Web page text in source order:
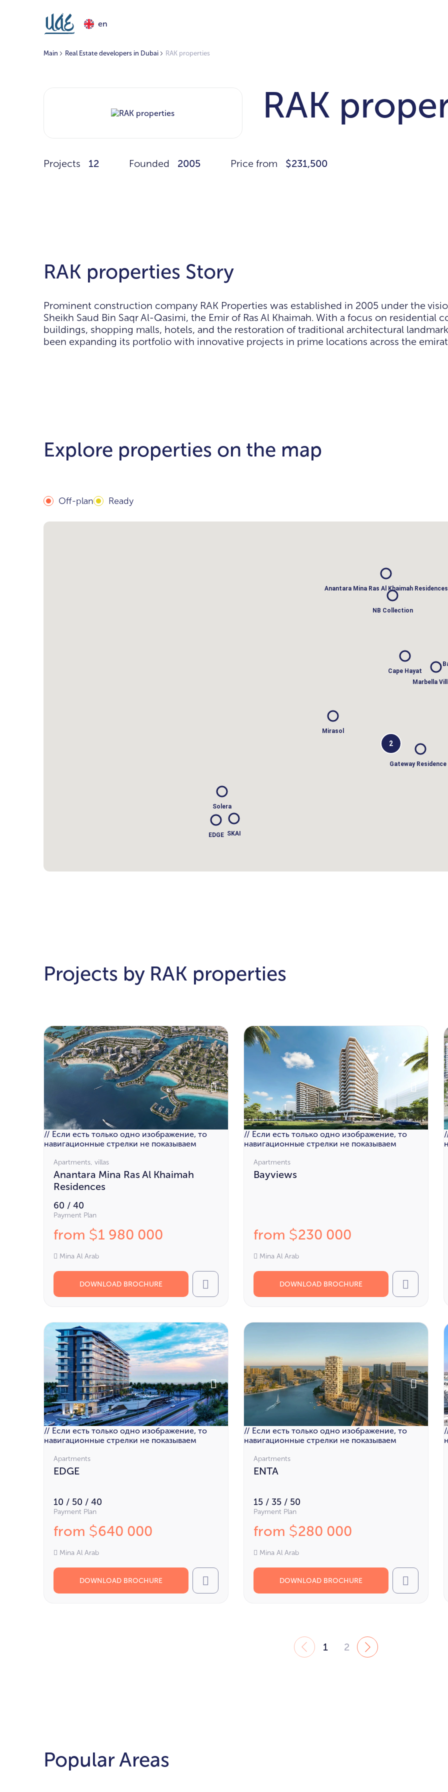
en
Main Real Estate developers in Dubai RAK properties
RAK
Projects 12 Founded 2005 Price from $231,500
RAK properties Story
Prominent construction company RAK Properties was established in 2005 under the
Sheikh Saud Bin Saqr Al-Qasimi, the Emir of Ras Al Khaimah. With a focus on residential
buildings, shopping malls, hotels, and the restoration of traditional architectural
been expanding its portfolio with innovative projects in prime locations across the
Explore properties on the map
Off-plan Ready
Marbella
Cape Hayat
EDGE
NB Collection
Mirasol
SKAI
Anantara Mina Ras Al Khaimah Residences
Solera
Gateway Residence II
2
Projects by RAK properties
// Если есть только одно изображение, то
навигационные стрелки не показываем
Apartments, villas
Anantara Mina Ras Al Khaimah
Residences
60 / 40
Payment Plan
from $1 980 000
Mina Al Arab
DOWNLOAD BROCHURE Call
// Если есть только одно изображение, то
навигационные стрелки не показываем
Apartments
Bayviews
from $230 000
Mina Al Arab
DOWNLOAD BROCHURE Call
// Если есть только одно изображение, то
навигационные стрелки не показываем
Apartments
EDGE
10 / 50 / 40
Payment Plan
from $640 000
Mina Al Arab
DOWNLOAD BROCHURE Call
// Если есть только одно изображение, то
навигационные стрелки не показываем
Apartments
ENTA
15 / 35 / 50
Payment Plan
from $280 000
Mina Al Arab
DOWNLOAD BROCHURE Call
1 2
Popular Areas